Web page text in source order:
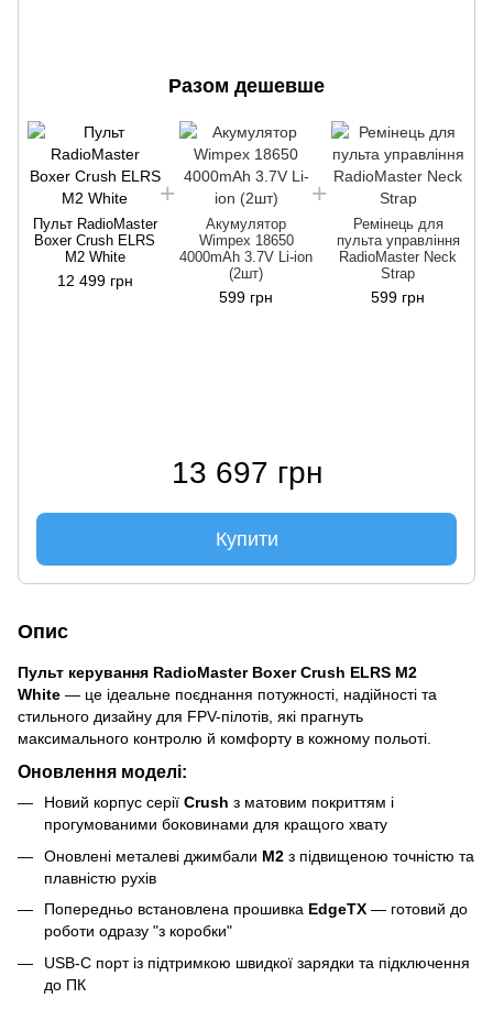
Разом дешевше
Пульт RadioMaster
Boxer Crush ELRS
M2 White
12 499 грн
Акумулятор
Wimpex 18650
4000mAh 3.7V Li-ion
(2шт)
599 грн
Ремінець для
пульта управління
RadioMaster Neck
Strap
599 грн
13 697 грн
Купити
Опис
Пульт керування RadioMaster Boxer Crush ELRS M2
White — це ідеальне поєднання потужності, надійності та
стильного дизайну для FPV-пілотів, які прагнуть
максимального контролю й комфорту в кожному польоті.
Оновлення моделі:
Новий корпус серії Crush з матовим покриттям і
прогумованими боковинами для кращого хвату
Оновлені металеві джимбали M2 з підвищеною точністю та
плавністю рухів
Попередньо встановлена прошивка EdgeTX — готовий до
роботи одразу "з коробки"
USB-C порт із підтримкою швидкої зарядки та підключення
до ПК